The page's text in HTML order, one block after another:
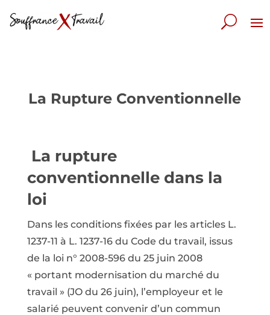
La Rupture Conventionnelle
La rupture
conventionnelle dans la
loi
Dans les conditions fixées par les articles L.
1237-11 à L. 1237-16 du Code du travail, issus
de la loi n° 2008-596 du 25 juin 2008
« portant modernisation du marché du
travail » (JO du 26 juin), l’employeur et le
salarié peuvent convenir d’un commun